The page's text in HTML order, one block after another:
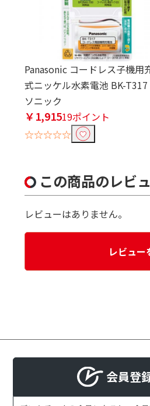
Panasonic コードレス子機用
式ニッケル水素電池 BK-T317
ソニック
￥1,91519ポイント
☆☆☆☆☆
この商品のレビ
レビューはありません。
レビュー
会員登